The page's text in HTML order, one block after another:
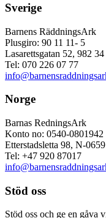
Sverige
Barnens RäddningsArk
Plusgiro: 90 11 11- 5
Lasarettsgatan 52, 982
Tel: 070 226 07 77
Norge
Barnas RedningsArk
Konto no: 0540-0801942
Etterstadsletta 98, N-
Tel: +47 920 87017
Stöd oss
Stöd oss och ge en gåva